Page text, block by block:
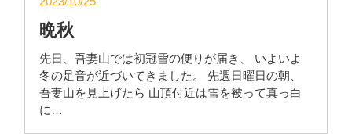
晩秋
先日、吾妻山では初冠雪の便りが届き、 いよいよ
冬の足音が近づいてきました。 先週日曜日の朝、
吾妻山を見上げたら 山頂付近は雪を被って真っ白
に…